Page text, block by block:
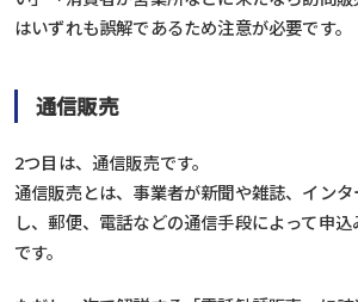
はいずれも誤解であるため注意が必要です。
通信販売
2つ目は、通信販売です。
通信販売とは、事業者が新聞や雑誌、イン
し、郵便、電話などの通信手段によって申
です。